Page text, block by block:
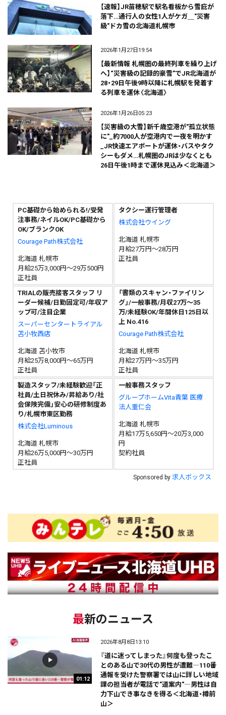
【速報】JR苗穂駅で駅名看板から雪庇が
落下…通行人の女性1人がケガ＿"災害
級"ドカ雪の北海道札幌市
2026年1月27日19:54
【最新情報 札幌圏の最終列車を繰り上げ
へ】“災害級の記録的豪雪”でJR北海道が
28・29日午後9時以降に札幌駅を発着す
る列車を運休〈北海道〉
2026年1月26日05:23
【災害級の大雪】新千歳空港が"孤立状態
に"_約7000人が空港内で一夜を明かす
_JR快速エアポートが運休・バスやタク
シーもダメ…札幌圏のJRは少なくとも
26日午後1時まで運休見込み＜北海道＞
PC基礎から始められる!/受発
注事務/ネイルOK/PC基礎から
OK/ブランクOK
Courage Path株式会社
北海道 札幌市
月給25万3,000円～29万500円
正社員
タクシー運行管理者
株式会社ウイング
北海道 札幌市
月給27万円～28万円
正社員
TRIALの販売接客スタッフ リ
ーダー候補/日勤固定可/年収ア
ップ可/注目企業
スーパーセンタートライアル
苫小牧西店
北海道 苫小牧市
月給25万8,000円～65万円
正社員
「書類のスキャン・ファイリン
グ」/一般事務/月収27万～35
万/未経験OK/年間休日125日以
上 No.416
Courage Path株式会社
北海道 札幌市
月給27万円～35万円
正社員
製造スタッフ/未経験歓迎「正
社員/土日祝休み/昇給あり/社
会保険完備」安心の研修制度あ
り/札幌市東区勤務
株式会社Luminous
北海道 札幌市
月給26万5,000円～30万円
正社員
一般事務スタッフ
グループホームVita青葉 医療
法人重仁会
北海道 札幌市
月給17万5,650円～20万3,000
円
契約社員
Sponsored by 求人ボックス
最新のニュース
01:12
2026年8月8日13:10
『道に迷ってしまった』何度も登ったこ
とのある山で30代の男性が遭難―110番
通報を受けた警察署では山に詳しい地域
課の担当者が電話で"道案内"―男性は自
力下山でき事なきを得る＜北海道・樽前
山＞